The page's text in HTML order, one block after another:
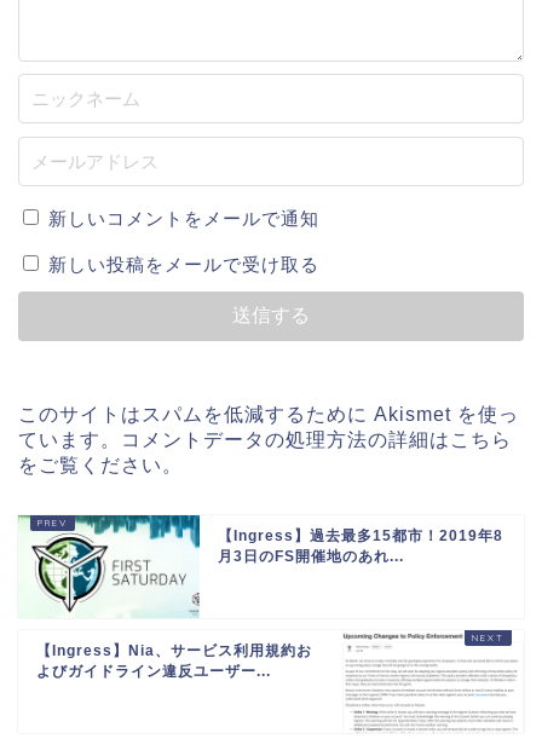
新しいコメントをメールで通知
新しい投稿をメールで受け取る
このサイトはスパムを低減するために Akismet を使っ
ています。
コメントデータの処理方法の詳細はこちら
をご覧ください。
【Ingress】過去最多15都市！2019年8
月3日のFS開催地のあれ...
【Ingress】Nia、サービス利用規約お
よびガイドライン違反ユーザー...